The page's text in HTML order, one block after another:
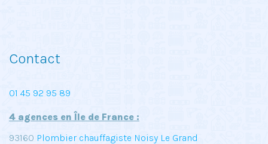
Contact
01 45 92 95 89
4 agences en Île de France :
93160 Plombier chauffagiste Noisy Le Grand